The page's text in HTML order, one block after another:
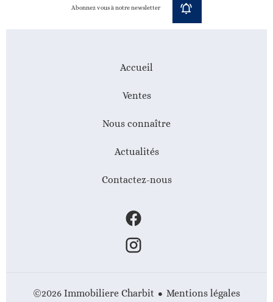
Abonnez vous à notre newsletter
Accueil
Ventes
Nous connaître
Actualités
Contactez-nous
©2026 Immobiliere Charbit Mentions légales